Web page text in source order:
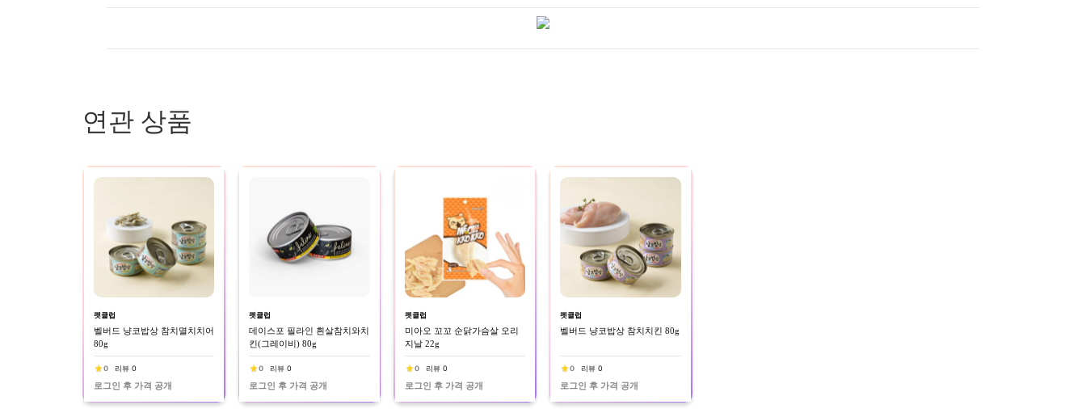
연관 상품
펫클럽
벨버드 냥코밥상 참치멸치치어
80g
0 리뷰 0
로그인 후 가격 공개
펫클럽
데이스포 필라인 흰살참치와치
킨(그레이비) 80g
0 리뷰 0
로그인 후 가격 공개
펫클럽
미아오 꼬꼬 순닭가슴살 오리
지날 22g
0 리뷰 0
로그인 후 가격 공개
펫클럽
벨버드 냥코밥상 참치치킨 80g
0 리뷰 0
로그인 후 가격 공개